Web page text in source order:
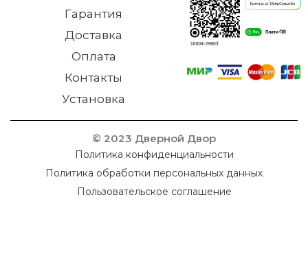
Гарантия
Доставка
Оплата
Контакты
Установка
© 2023 Дверной Двор
Политика конфиденциальности
Политика обработки персональных данных
Пользовательское соглашение